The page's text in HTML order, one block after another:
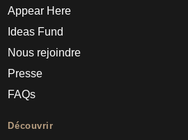
Appear Here
Ideas Fund
Nous rejoindre
Presse
FAQs
Découvrir